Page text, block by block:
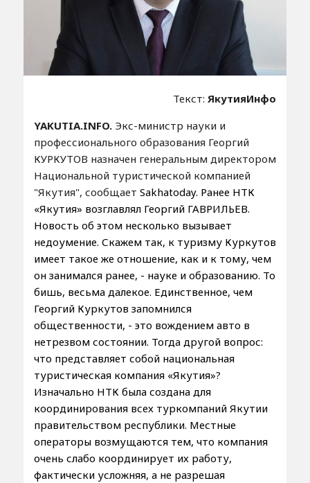
Текст:ЯкутияИнфо
YAKUTIA.INFO.Экс-министр науки и
профессионального образования Георгий
КУРКУТОВ назначен генеральным директором
Национальной туристической компанией
"Якутия", сообщает Sakhatoday. Ранее НТК
«Якутия» возглавлял Георгий ГАВРИЛЬЕВ.
Новость об этом несколько вызывает
недоумение. Скажем так, к туризму Куркутов
имеет такое же отношение, как и к тому, чем
он занимался ранее, - науке и образованию. То
бишь, весьма далекое. Единственное, чем
Георгий Куркутов запомнился
общественности, - это вождением авто в
нетрезвом состоянии. Тогда другой вопрос:
что представляет собой национальная
туристическая компания «Якутия»?
Изначально НТК была создана для
координирования всех туркомпаний Якутии
правительством республики. Местные
операторы возмущаются тем, что компания
очень слабо координирует их работу,
фактически усложняя, а не разрешая